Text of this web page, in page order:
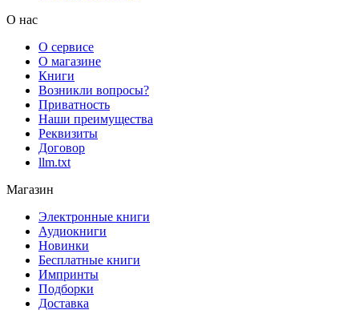
О нас
О сервисе
О магазине
Книги
Возникли вопросы?
Приватность
Наши преимущества
Реквизиты
Договор
llm.txt
Магазин
Электронные книги
Аудиокниги
Новинки
Бесплатные книги
Импринты
Подборки
Доставка